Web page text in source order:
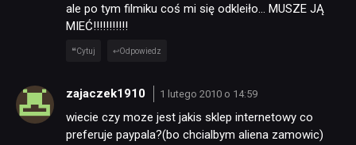
ale po tym filmiku coś mi się odkleiło… MUSZE JĄ
MIEĆ!!!!!!!!!!!
Cytuj Odpowiedz
zajaczek1910 1 lutego 2010 o 14:59
wiecie czy moze jest jakis sklep internetowy co
preferuje paypala?(bo chcialbym aliena zamowic)